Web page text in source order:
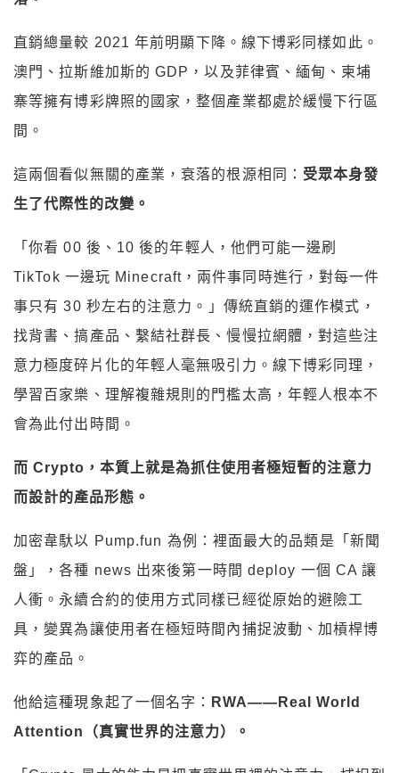
直銷總量較 2021 年前明顯下降。線下博彩同樣如此。
澳門、拉斯維加斯的 GDP，以及菲律賓、緬甸、柬埔
寨等擁有博彩牌照的國家，整個產業都處於緩慢下行區
間。
這兩個看似無關的產業，衰落的根源相同： 受眾本身發
生了代際性的改變。
「你看 00 後、10 後的年輕人，他們可能一邊刷
TikTok 一邊玩 Minecraft，兩件事同時進行，對每一件
事只有 30 秒左右的注意力。」傳統直銷的運作模式，
找背書、搞產品、繫結社群長、慢慢拉網體，對這些注
意力極度碎片化的年輕人毫無吸引力。線下博彩同理，
學習百家樂、理解複雜規則的門檻太高，年輕人根本不
會為此付出時間。
而 Crypto，本質上就是為抓住使用者極短暫的注意力
而設計的產品形態。
加密韋馱以 Pump.fun 為例：裡面最大的品類是「新聞
盤」，各種 news 出來後第一時間 deploy 一個 CA 讓
人衝。永續合約的使用方式同樣已經從原始的避險工
具，變異為讓使用者在極短時間內捕捉波動、加槓桿博
弈的產品。
他給這種現象起了一個名字：
RWA——Real World
Attention（真實世界的注意力）。